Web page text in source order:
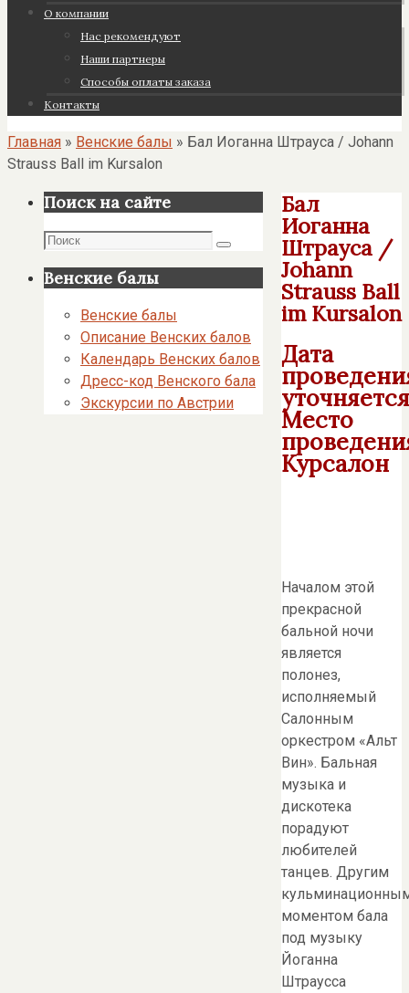
О компании
Нас рекомендуют
Наши партнеры
Cпособы оплаты заказа
Контакты
Главная » Венские балы » Бал Иоганна Штрауса / Johann
Strauss Ball im Kursalon
Бал
Иоганна
Штрауса /
Johann
Strauss Ball
im Kursalon
Дата
уточняется
Место
Курсалон
Началом этой
прекрасной
бальной ночи
является
полонез,
исполняемый
Салонным
оркестром «Альт
Вин». Бальная
музыка и
дискотека
порадуют
любителей
танцев. Другим
моментом бала
под музыку
Йоганна
Штраусса
Поиск на сайте
Поиск
Поиск
Венские балы
Венские балы
Описание Венских балов
Календарь Венских балов
Дресс-код Венского бала
Экскурсии по Австрии